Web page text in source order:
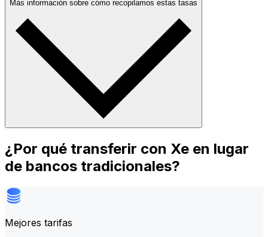
Más información sobre cómo recopilamos estas tasas
¿Por qué transferir con Xe en lugar
de bancos tradicionales?
Mejores tarifas